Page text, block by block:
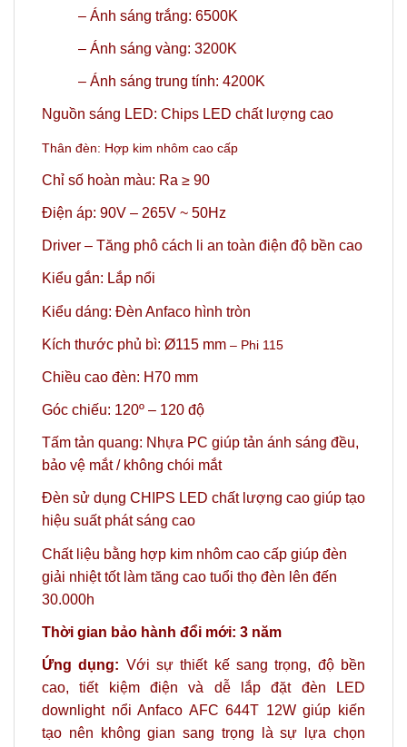
– Ánh sáng trắng: 6500K
– Ánh sáng vàng: 3200K
– Ánh sáng trung tính: 4200K
Nguồn sáng LED: Chips LED chất lượng cao
Thân đèn: Hợp kim nhôm cao cấp
Chỉ số hoàn màu: Ra ≥ 90
Điện áp: 90V – 265V ~ 50Hz
Driver – Tăng phô cách li an toàn điện độ bền cao
Kiểu gắn: Lắp nổi
Kiểu dáng: Đèn Anfaco hình tròn
Kích thước phủ bì: Ø115 mm – Phi 115
Chiều cao đèn: H70 mm
Góc chiếu: 120º – 120 độ
Tấm tản quang: Nhựa PC giúp tản ánh sáng đều,
bảo vệ mắt / không chói mắt
Đèn sử dụng CHIPS LED chất lượng cao giúp tạo
hiệu suất phát sáng cao
Chất liệu bằng hợp kim nhôm cao cấp giúp đèn
giải nhiệt tốt làm tăng cao tuổi thọ đèn lên đến
30.000h
Thời gian bảo hành đổi mới: 3 năm
Ứng dụng: Với sự thiết kế sang trọng, độ bền
cao, tiết kiệm điện và dễ lắp đặt đèn LED
downlight nổi Anfaco AFC 644T 12W giúp kiến
tạo nên không gian sang trọng là sự lựa chọn